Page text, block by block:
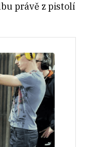
právě z pistolí